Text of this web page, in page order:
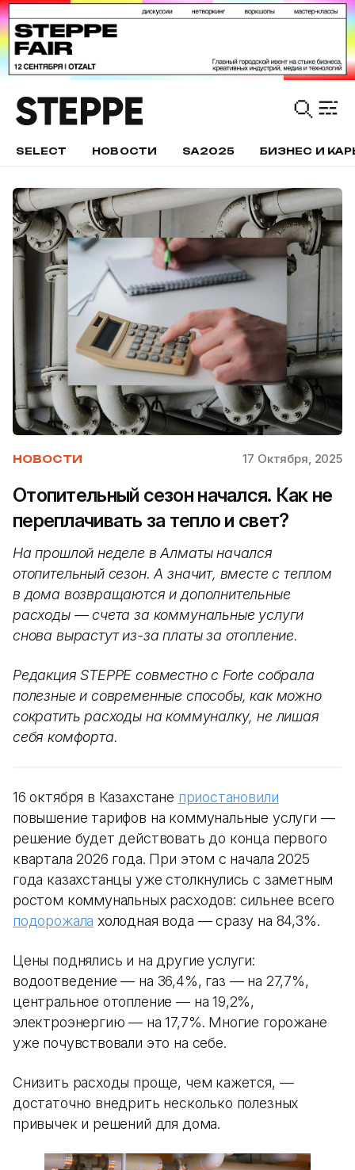
SELECT НОВОСТИ SA2025 БИЗНЕС И
НОВОСТИ 17 Октября, 2025
Отопительный сезон начался. Как не
переплачивать за тепло и свет?
На прошлой неделе в Алматы начался
отопительный сезон. А значит, вместе с теплом
в дома возвращаются и дополнительные
расходы — счета за коммунальные услуги
снова вырастут из-за платы за отопление.
Редакция STEPPE совместно с Forte собрала
полезные и современные способы, как можно
сократить расходы на коммуналку, не лишая
себя комфорта.
16 октября в Казахстане приостановили
повышение тарифов на коммунальные услуги —
решение будет действовать до конца первого
квартала 2026 года. При этом с начала 2025
года казахстанцы уже столкнулись с заметным
ростом коммунальных расходов: сильнее всего
подорожала холодная вода — сразу на 84,3%.
Цены поднялись и на другие услуги:
водоотведение — на 36,4%, газ — на 27,7%,
центральное отопление — на 19,2%,
электроэнергию — на 17,7%. Многие горожане
уже почувствовали это на себе.
Снизить расходы проще, чем кажется, —
достаточно внедрить несколько полезных
привычек и решений для дома.